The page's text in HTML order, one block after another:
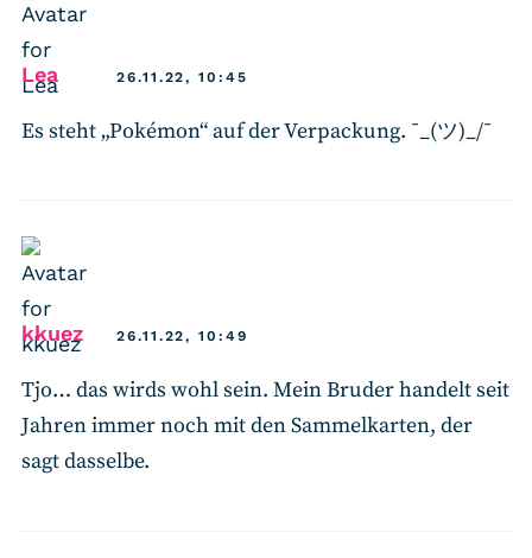
Lea 26.11.22, 10:45
Es steht „Pokémon“ auf der Verpackung. ¯_(ツ)_/¯
kkuezsays:26.11.22, 10:49
Tjo… das wirds wohl sein. Mein Bruder handelt seit
Jahren immer noch mit den Sammelkarten, der
sagt dasselbe.